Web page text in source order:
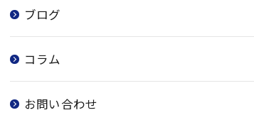
ブログ
コラム
お問い合わせ